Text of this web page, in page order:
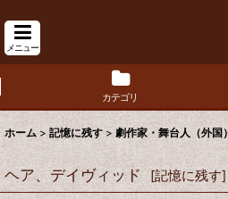
メニュー
カテゴリ
ホーム > 記憶に残す > 劇作家・舞台人（外国）
ヘア、デイヴィッド [記憶に残す]